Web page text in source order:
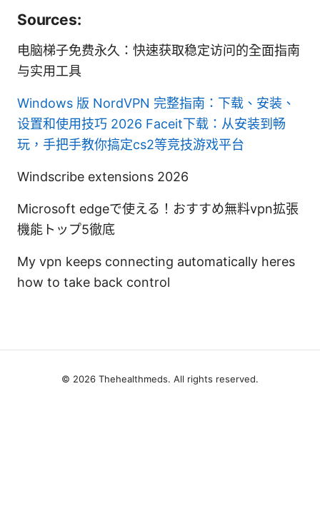
Sources:
电脑梯子免费永久：快速获取稳定访问的全面指南
与实用工具
Windows 版 NordVPN 完整指南：下载、安装、
设置和使用技巧 2026 Faceit下载：从安装到畅
玩，手把手教你搞定cs2等竞技游戏平台
Windscribe extensions 2026
Microsoft edgeで使える！おすすめ無料vpn拡張
機能トップ5徹底
My vpn keeps connecting automatically heres
how to take back control
© 2026 Thehealthmeds. All rights reserved.